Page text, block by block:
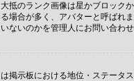
のランク画像は星かブロッ
合が多く、アバターと呼ば
ないのかを管理人にお問い合わせ
示板における地位・ステー